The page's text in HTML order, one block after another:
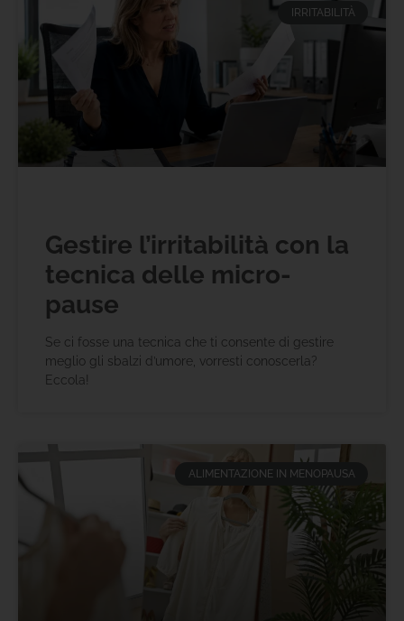
IRRITABILITÀ
Gestire l’irritabilità con la
tecnica delle micro-
pause
Se ci fosse una tecnica che ti consente di gestire
meglio gli sbalzi d’umore, vorresti conoscerla?
Eccola!
ALIMENTAZIONE IN MENOPAUSA